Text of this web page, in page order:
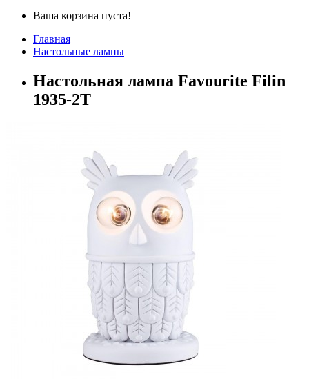
Ваша корзина пуста!
Главная
Настольные лампы
Настольная лампа Favourite Filin
1935-2T